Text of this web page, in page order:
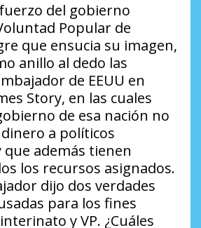
del gobierno
Popular de
que ensucia su imagen,
anillo al dedo las
de EEUU en
Story, en las cuales
de esa nación no
a políticos
que además tienen
los recursos asignados.
dijo dos verdades
para los fines
y VP. ¿Cuáles